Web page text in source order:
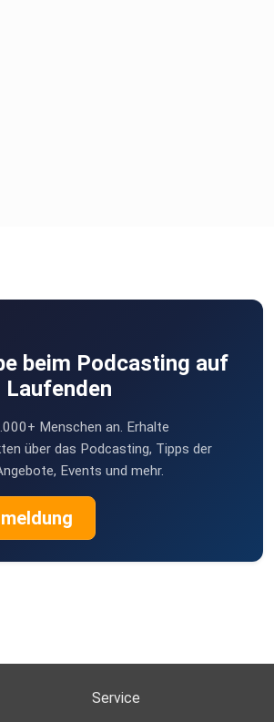
beim Podcasting auf
Laufenden
Menschen an. Erhalte
über das Podcasting, Tipps der
Events und mehr.
Service